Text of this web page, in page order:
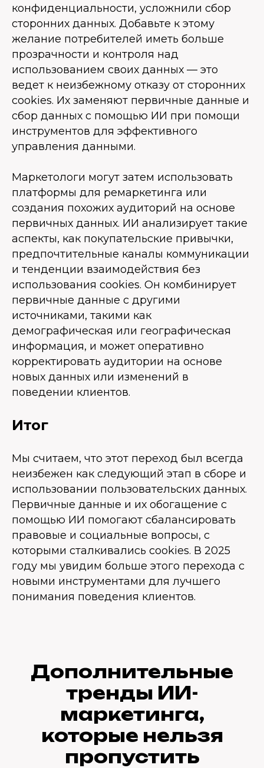
конфиденциальности, усложнили сбор
сторонних данных. Добавьте к этому
желание потребителей иметь больше
прозрачности и контроля над
использованием своих данных — это
ведет к неизбежному отказу от сторонних
cookies. Их заменяют первичные данные и
сбор данных с помощью ИИ при помощи
инструментов для эффективного
управления данными.
Маркетологи могут затем использовать
платформы для ремаркетинга или
создания похожих аудиторий на основе
первичных данных. ИИ анализирует такие
аспекты, как покупательские привычки,
предпочтительные каналы коммуникации
и тенденции взаимодействия без
использования cookies. Он комбинирует
первичные данные с другими
источниками, такими как
демографическая или географическая
информация, и может оперативно
корректировать аудитории на основе
новых данных или изменений в
поведении клиентов.
Итог
Мы считаем, что этот переход был всегда
неизбежен как следующий этап в сборе и
использовании пользовательских данных.
Первичные данные и их обогащение с
помощью ИИ помогают сбалансировать
правовые и социальные вопросы, с
которыми сталкивались cookies. В 2025
году мы увидим больше этого перехода с
новыми инструментами для лучшего
понимания поведения клиентов.
Дополнительные
тренды ИИ-
маркетинга,
которые нельзя
пропустить